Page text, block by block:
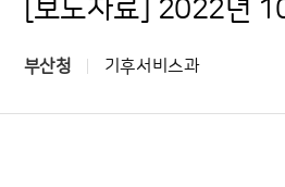
부울경 기후전망
업무
[보도자료] 2022년
부산청 기후서비스과